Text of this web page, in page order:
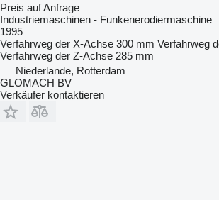
Preis auf Anfrage
Industriemaschinen - Funkenerodiermaschine
1995
Verfahrweg der X-Achse 300 mm Verfahrweg
Verfahrweg der Z-Achse 285 mm
Niederlande, Rotterdam
GLOMACH BV
Verkäufer kontaktieren